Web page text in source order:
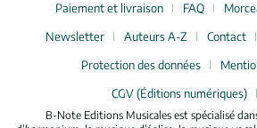
Paiement et livraison
FAQ
Newsletter
Auteurs A-Z Contact
Protection des données
CGV (Éditions numériques)
B-Note Editions Musicales est spécialisé